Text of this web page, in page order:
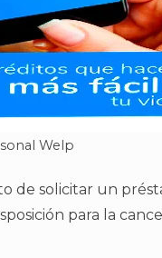
Welp
de solicitar un
para la